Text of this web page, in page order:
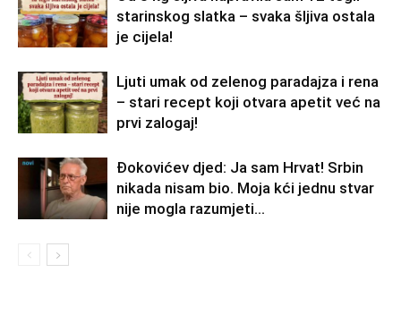
starinskog slatka – svaka šljiva ostala
je cijela!
Ljuti umak od zelenog paradajza i rena
– stari recept koji otvara apetit već na
prvi zalogaj!
Đokovićev djed: Ja sam Hrvat! Srbin
nikada nisam bio. Moja kći jednu stvar
nije mogla razumjeti…